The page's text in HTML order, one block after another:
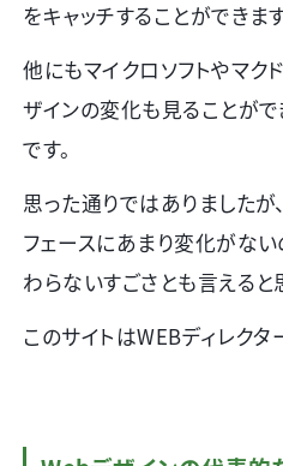
をキャッチすることができます
他にもマイクロソフトやマク
ザインの変化も見ることがで
です。
思った通りではありましたが、
フェースにあまり変化がない
わらないすごさとも言えると
このサイトはWEBディレクタ